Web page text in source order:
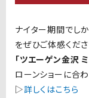
ナイター期間でし
をぜひご体感くださ
「ツエーゲン金沢
ローンショーに合わ
▷詳しくはこちら